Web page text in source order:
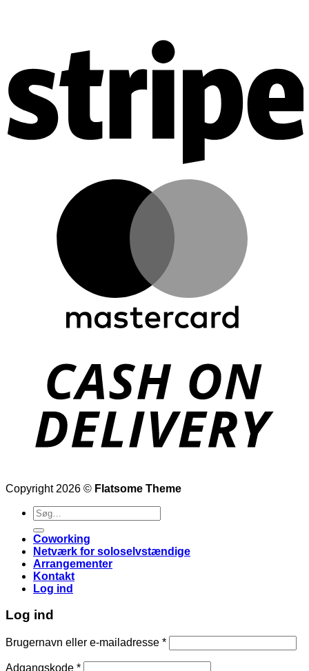
Copyright 2026 © Flatsome Theme
Søg
efter:
Coworking
Netværk for soloselvstændige
Arrangementer
Kontakt
Log ind
Log ind
Brugernavn eller e-mailadresse *Påkrævet
Adgangskode *Påkrævet